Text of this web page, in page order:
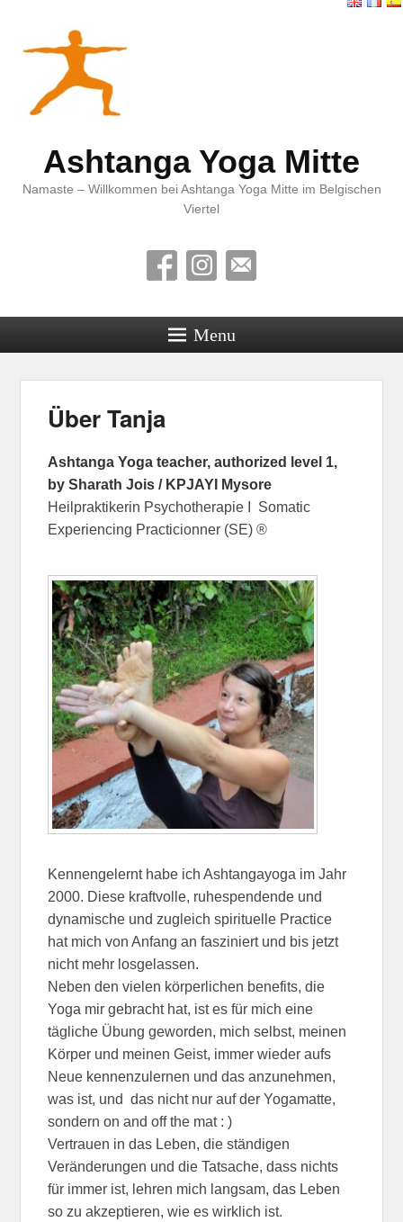
Ashtanga Yoga Mitte
Namaste – Willkommen bei Ashtanga Yoga Mitte im Belgischen
Viertel
Menu
Über Tanja
Ashtanga Yoga teacher, authorized level 1,
by Sharath Jois / KPJAYI Mysore
Heilpraktikerin Psychotherapie I Somatic
Experiencing Practicionner (SE) ®
Kennengelernt habe ich Ashtangayoga im Jahr
2000. Diese kraftvolle, ruhespendende und
dynamische und zugleich spirituelle Practice
hat mich von Anfang an fasziniert und bis jetzt
nicht mehr losgelassen.
Neben den vielen körperlichen benefits, die
Yoga mir gebracht hat, ist es für mich eine
tägliche Übung geworden, mich selbst, meinen
Körper und meinen Geist, immer wieder aufs
Neue kennenzulernen und das anzunehmen,
was ist, und das nicht nur auf der Yogamatte,
sondern on and off the mat : )
Vertrauen in das Leben, die ständigen
Veränderungen und die Tatsache, dass nichts
für immer ist, lehren mich langsam, das Leben
so zu akzeptieren, wie es wirklich ist.